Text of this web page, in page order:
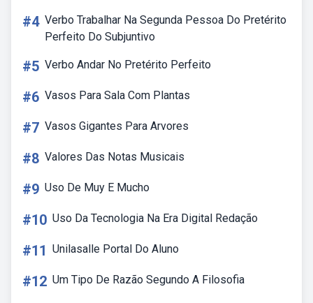
#4 Verbo Trabalhar Na Segunda Pessoa Do Pretérito
Perfeito Do Subjuntivo
#5 Verbo Andar No Pretérito Perfeito
#6 Vasos Para Sala Com Plantas
#7 Vasos Gigantes Para Arvores
#8 Valores Das Notas Musicais
#9 Uso De Muy E Mucho
#10 Uso Da Tecnologia Na Era Digital Redação
#11 Unilasalle Portal Do Aluno
#12 Um Tipo De Razão Segundo A Filosofia